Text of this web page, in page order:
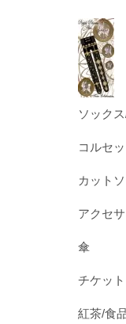
ソック
コルセッ
カット
アクセ
傘
チケット
紅茶/食